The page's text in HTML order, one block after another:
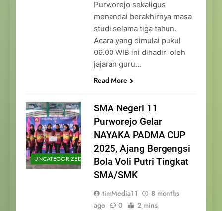
Purworejo sekaligus
menandai berakhirnya masa
studi selama tiga tahun.
Acara yang dimulai pukul
09.00 WIB ini dihadiri oleh
jajaran guru…
Read More
UNCATEGORIZED
SMA Negeri 11
Purworejo Gelar
NAYAKA PADMA CUP
2025, Ajang Bergengsi
Bola Voli Putri Tingkat
SMA/SMK
timMedia11
8 months
ago
0 2 mins